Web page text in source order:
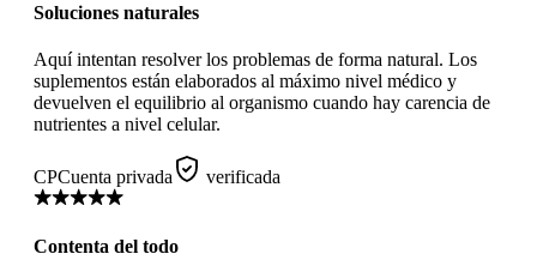
Soluciones naturales
Aquí intentan resolver los problemas de forma natural. Los
suplementos están elaborados al máximo nivel médico y
devuelven el equilibrio al organismo cuando hay carencia de
nutrientes a nivel celular.
CPCuenta privada verificada
Contenta del todo